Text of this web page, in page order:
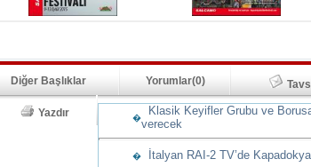
Diğer Başlıklar Yorumlar(0)
Yazdır �
Klasik Keyifler Grubu ve
verecek
� İtalyan RAI-2 TV’de Kapadokya